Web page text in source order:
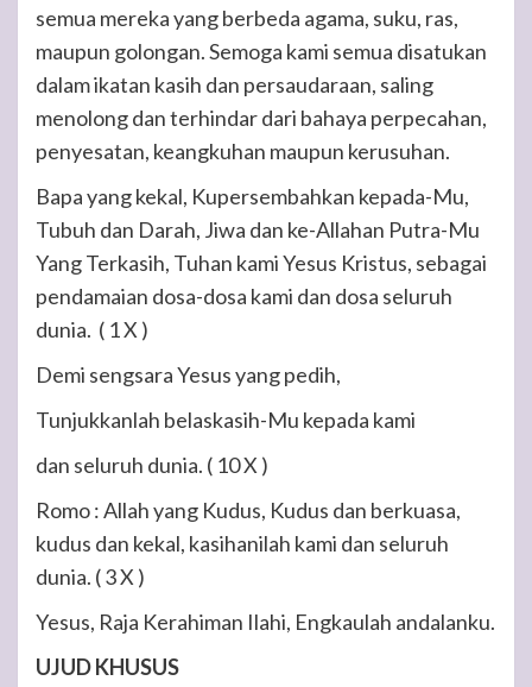
semua mereka yang berbeda agama, suku, ras,
maupun golongan. Semoga kami semua disatukan
dalam ikatan kasih dan persaudaraan, saling
menolong dan terhindar dari bahaya perpecahan,
penyesatan, keangkuhan maupun kerusuhan.
Bapa yang kekal, Kupersembahkan kepada-Mu,
Tubuh dan Darah, Jiwa dan ke-Allahan Putra-Mu
Yang Terkasih, Tuhan kami Yesus Kristus, sebagai
pendamaian dosa-dosa kami dan dosa seluruh
dunia. ( 1 X )
Demi sengsara Yesus yang pedih,
Tunjukkanlah belaskasih-Mu kepada kami
dan seluruh dunia. ( 10 X )
Romo :Allah yang Kudus, Kudus dan berkuasa,
kudus dan kekal, kasihanilah kami dan seluruh
dunia. ( 3 X )
Yesus, Raja Kerahiman Ilahi, Engkaulah andalanku.
UJUD KHUSUS